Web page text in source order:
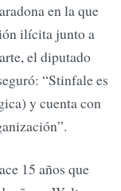
en la que
ilícita junto a
el diputado
“Stinfale es
y cuenta con
15 años que